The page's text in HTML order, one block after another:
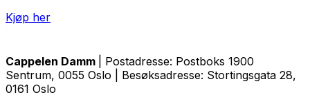
Kjøp her
Cappelen Damm
| Postadresse: Postboks 1900
Sentrum, 0055 Oslo | Besøksadresse: Stortingsgata 28,
0161 Oslo